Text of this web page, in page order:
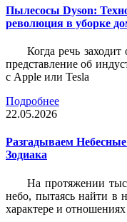
Пылесосы Dyson:
революция в уборке
Когда речь
представление об
с Apple или Tesla
Подробнее
22.05.2026
Разгадываем
Зодиака
На протяжении
небо, пытаясь найти в
характере и отношениях